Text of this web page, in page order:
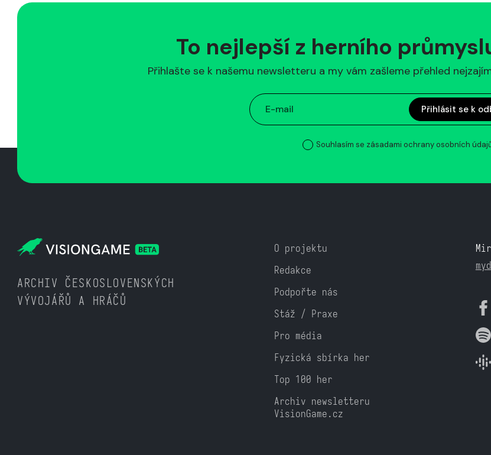
To nejlepší z herního
Přihlašte se k našemu newsletteru a my vám zašleme přehled
Přihlásit se k
Souhlasím se zásadami ochrany osobních
ARCHIV ČESKOSLOVENSKÝCH
VÝVOJÁŘŮ A HRÁČŮ
O projektu
Redakce
Podpořte nás
Stáž / Praxe
Pro média
Fyzická sbírka her
Top 100 her
Archiv newsletteru
VisionGame.cz